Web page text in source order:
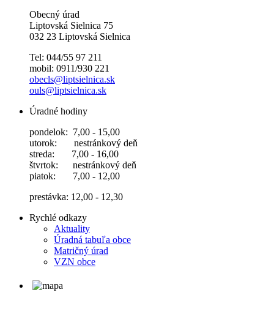
Obecný úrad
Liptovská Sielnica 75
032 23 Liptovská Sielnica
Tel: 044/55 97 211
mobil: 0911/930 221
obecls@liptsielnica.sk
ouls@liptsielnica.sk
Úradné hodiny
pondelok: 7,00 - 15,00
utorok: nestránkový deň
streda: 7,00 - 16,00
štvrtok: nestránkový deň
piatok: 7,00 - 12,00
prestávka: 12,00 - 12,30
Rychlé odkazy
Aktuality
Úradná tabuľa obce
Matričný úrad
VZN obce